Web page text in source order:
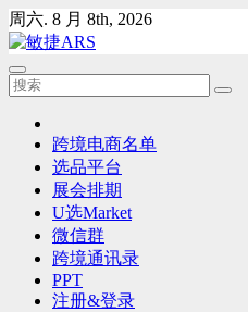
Skip
to
content
周六. 8 月 8th, 2026
跨境电商名单
选品平台
展会排期
U选Market
微信群
跨境通讯录
PPT
注册&登录